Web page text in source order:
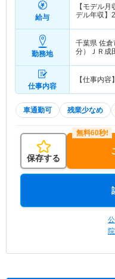
給与
【モデル月
デル年収】
勤務地
千葉県 佐倉
分）ＪＲ成
仕事内容
【仕事内
車通勤可 残業少なめ
保存する